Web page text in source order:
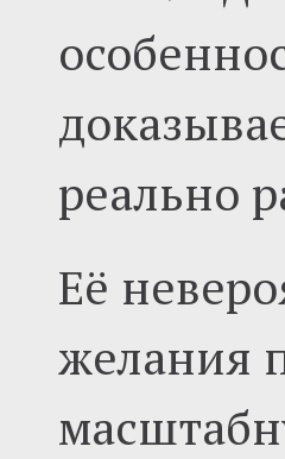
реально
Её
желания